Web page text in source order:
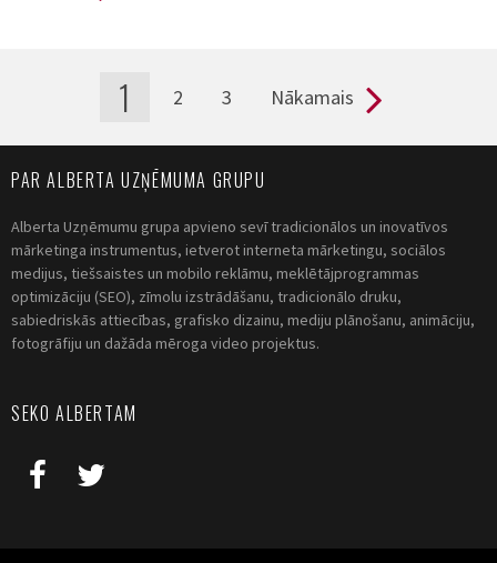
1 2 3 Nākamais
PAR ALBERTA UZŅĒMUMA GRUPU
Alberta Uzņēmumu grupa apvieno sevī tradicionālos un inovatīvos
mārketinga instrumentus, ietverot interneta mārketingu, sociālos
medijus, tiešsaistes un mobilo reklāmu, meklētājprogrammas
optimizāciju (SEO), zīmolu izstrādāšanu, tradicionālo druku,
sabiedriskās attiecības, grafisko dizainu, mediju plānošanu, animāciju,
fotogrāfiju un dažāda mēroga video projektus.
SEKO ALBERTAM